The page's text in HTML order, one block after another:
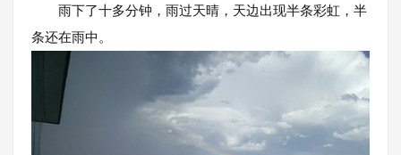
雨下了十多分钟，雨过天晴，天边出现半条彩虹，半
条还在雨中。